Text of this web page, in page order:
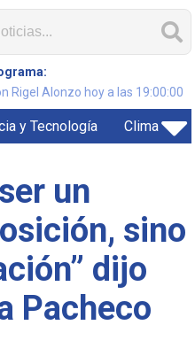
Rigel Alonzo hoy a las 19:00:00
y Tecnología Clima
un
sino
dijo
Pacheco